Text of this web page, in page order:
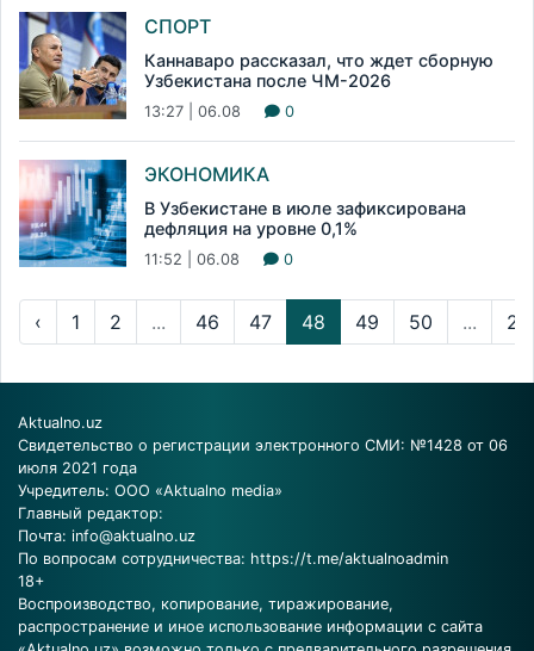
СПОРТ
Каннаваро рассказал, что ждет сборную
Узбекистана после ЧМ-2026
13:27 | 06.08 0
ЭКОНОМИКА
В Узбекистане в июле зафиксирована
дефляция на уровне 0,1%
11:52 | 06.08 0
‹ 1 2 ... 46 47 48 49 50 ...
Aktualno.uz
Свидетельство о регистрации электронного СМИ: №1428 от 06
июля 2021 года
Учредитель: ООО «Aktualno media»
Главный редактор:
Почта: info@aktualno.uz
По вопросам сотрудничества: https://t.me/aktualnoadmin
18+
Воспроизводство, копирование, тиражирование,
распространение и иное использование информации с сайта